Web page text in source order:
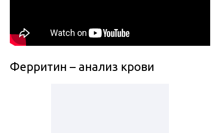
Ферритин – анализ крови